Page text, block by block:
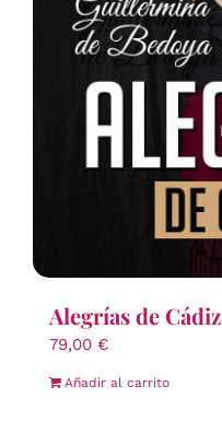
Alegrías de Cádiz
79,00 €
Añadir al carrito